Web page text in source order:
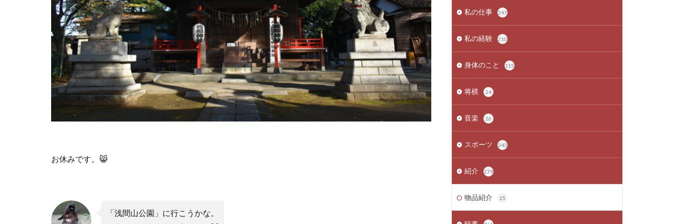
お休みです。 😸
「浅間山公園」に行こうかな。
私の仕事 247
私の経験 210
身体のこと 115
将棋 24
音楽 26
スポーツ 243
紹介 279
物品紹介 25